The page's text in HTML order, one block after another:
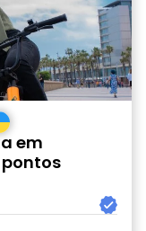
em
pontos